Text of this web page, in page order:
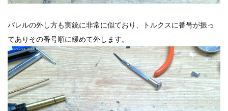
バレルの外し方も実銃に非常に似ており、トルクスに番号が振っ
てありその番号順に緩めて外します。